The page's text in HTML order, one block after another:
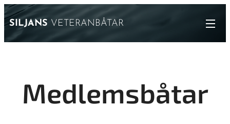
SILJANS VETERANBÅTAR
Medlemsbåtar